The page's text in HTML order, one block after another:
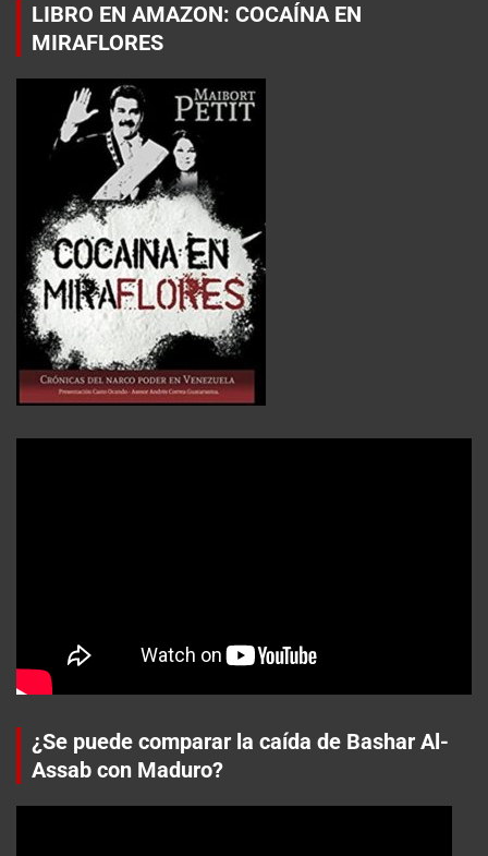
LIBRO EN AMAZON: COCAÍNA EN
MIRAFLORES
¿Se puede comparar la caída de Bashar Al-
Assab con Maduro?